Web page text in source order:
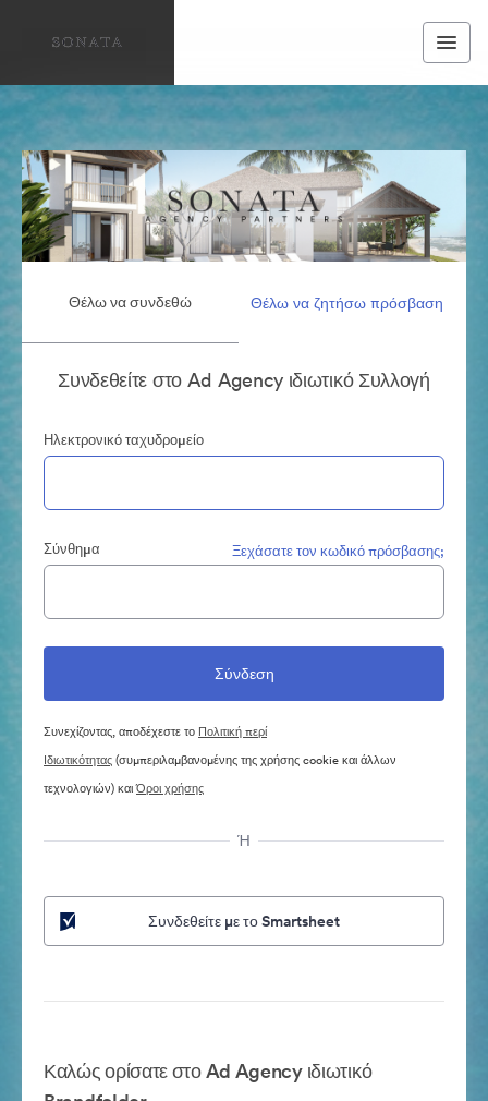
Θέλω να συνδεθώ Θέλω να ζητήσω πρόσβαση
Συνδεθείτε στο Ad Agency ιδιωτικό Συλλογή
Ηλεκτρονικό ταχυδρομείο
Σύνθημα Ξεχάσατε τον κωδικό πρόσβασης;
Συνεχίζοντας, αποδέχεστε το Πολιτική περί
Ιδιωτικότητας(συμπεριλαμβανομένης της χρήσης cookie και άλλων
τεχνολογιών) καιΌροι χρήσης
Ή
Συνδεθείτε με το Smartsheet
Καλώς ορίσατε στο Ad Agency ιδιωτικό